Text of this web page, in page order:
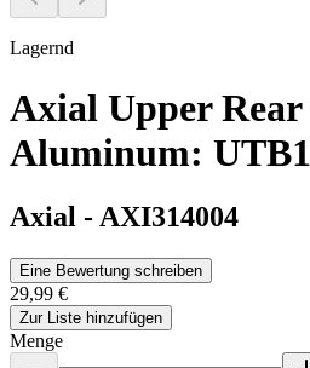
Lagernd
Axial Upper
Aluminum:
Axial - AXI314004
Eine Bewertung schreiben
29,99 €
Zur Liste hinzufügen
Menge